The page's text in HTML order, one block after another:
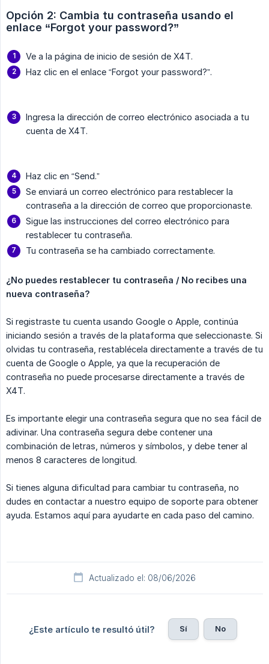
Opción 2: Cambia tu contraseña usando el
enlace “Forgot your password?”
Ve a la página de inicio de sesión de X4T.
Haz clic en el enlace “Forgot your password?”.
Ingresa la dirección de correo electrónico asociada a tu
cuenta de X4T.
Haz clic en “Send.”
Se enviará un correo electrónico para restablecer la
contraseña a la dirección de correo que proporcionaste.
Sigue las instrucciones del correo electrónico para
restablecer tu contraseña.
Tu contraseña se ha cambiado correctamente.
¿No puedes restablecer tu contraseña / No recibes una
nueva contraseña?
Si registraste tu cuenta usando Google o Apple, continúa
iniciando sesión a través de la plataforma que seleccionaste. Si
olvidas tu contraseña, restablécela directamente a través de tu
cuenta de Google o Apple, ya que la recuperación de
contraseña no puede procesarse directamente a través de
X4T.
Es importante elegir una contraseña segura que no sea fácil de
adivinar. Una contraseña segura debe contener una
combinación de letras, números y símbolos, y debe tener al
menos 8 caracteres de longitud.
Si tienes alguna dificultad para cambiar tu contraseña, no
dudes en contactar a nuestro equipo de soporte para obtener
ayuda. Estamos aquí para ayudarte en cada paso del camino.
Actualizado el: 08/06/2026
¿Este artículo te resultó útil? Sí No